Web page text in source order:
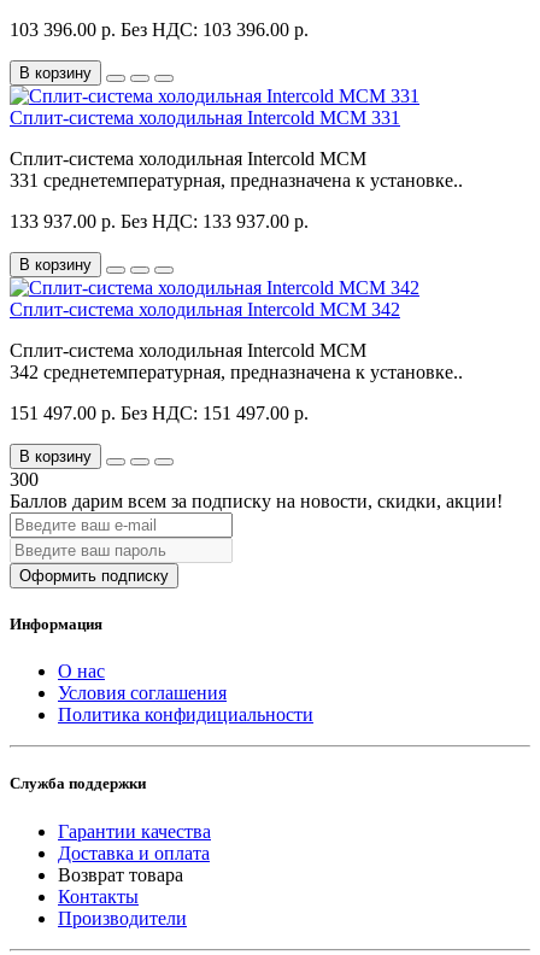
103 396.00 р. Без НДС: 103 396.00 р.
В корзину
Сплит-система холодильная Intercold MCM 331
Сплит-система холодильная Intercold MCM
331 среднетемпературная, предназначена к установке..
133 937.00 р. Без НДС: 133 937.00 р.
В корзину
Сплит-система холодильная Intercold MCM 342
Сплит-система холодильная Intercold MCM
342 среднетемпературная, предназначена к установке..
151 497.00 р. Без НДС: 151 497.00 р.
В корзину
300
Баллов дарим всем за подписку на новости, скидки, акции!
Оформить подписку
Информация
О нас
Условия соглашения
Политика конфидициальности
Служба поддержки
Гарантии качества
Доставка и оплата
Возврат товара
Контакты
Производители